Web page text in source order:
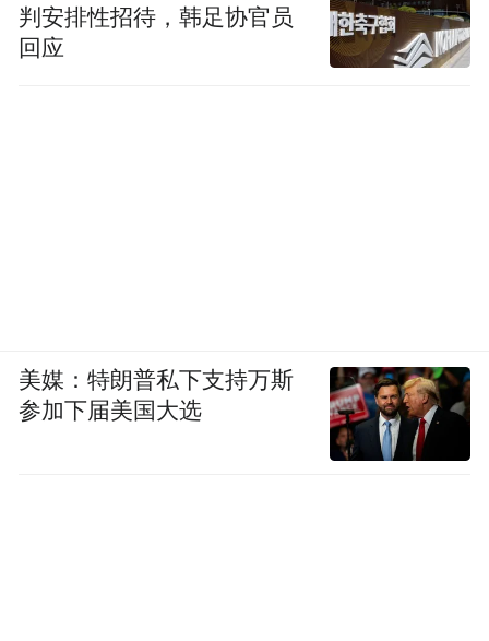
判安排性招待，韩足协官员
回应
美媒：特朗普私下支持万斯
参加下届美国大选